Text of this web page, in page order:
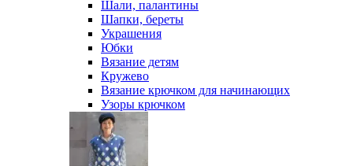
Шали, палантины
Шапки, береты
Украшения
Юбки
Вязание детям
Кружево
Вязание крючком для начинающих
Узоры крючком